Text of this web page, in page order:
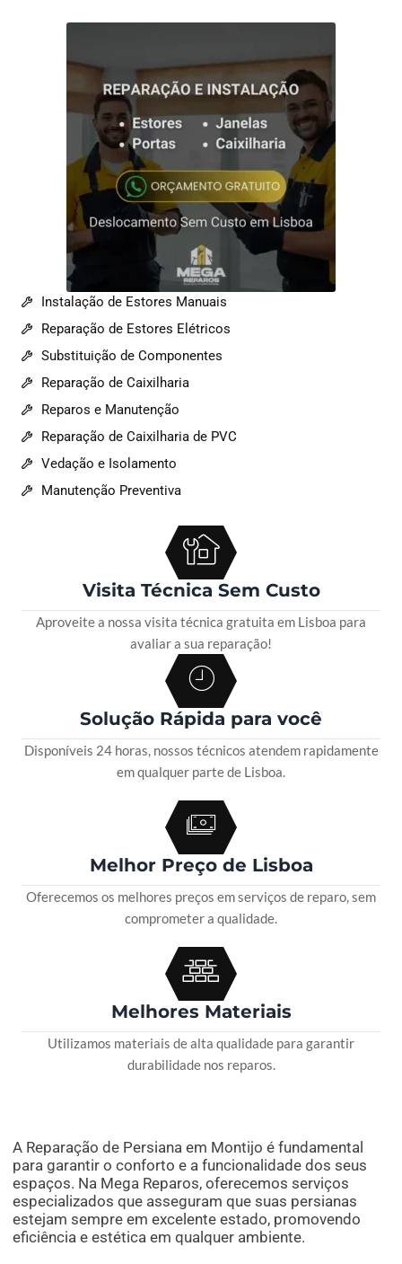
Instalação de Estores Manuais
Reparação de Estores Elétricos
Substituição de Componentes
Reparação de Caixilharia
Reparos e Manutenção
Reparação de Caixilharia de PVC
Vedação e Isolamento
Manutenção Preventiva
Visita Técnica Sem Custo
Aproveite a nossa visita técnica gratuita em Lisboa para
avaliar a sua reparação!
Solução Rápida para você
Disponíveis 24 horas, nossos técnicos atendem rapidamente
em qualquer parte de Lisboa.
Melhor Preço de Lisboa
Oferecemos os melhores preços em serviços de reparo, sem
comprometer a qualidade.
Melhores Materiais
Utilizamos materiais de alta qualidade para garantir
durabilidade nos reparos.
A Reparação de Persiana em Montijo é fundamental
para garantir o conforto e a funcionalidade dos seus
espaços. Na Mega Reparos, oferecemos serviços
especializados que asseguram que suas persianas
estejam sempre em excelente estado, promovendo
eficiência e estética em qualquer ambiente.